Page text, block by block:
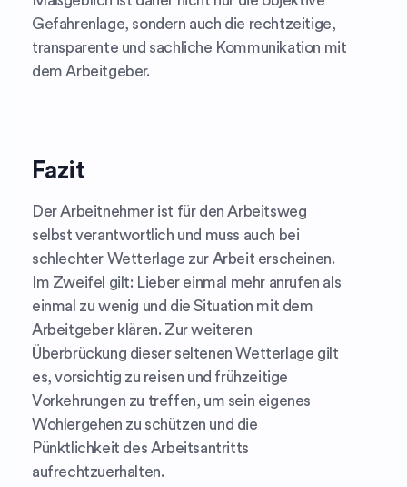
Gefahrenlage, sondern auch die rechtzeitige,
transparente und sachliche Kommunikation mit
dem Arbeitgeber.
Fazit
Der Arbeitnehmer ist für den Arbeitsweg
selbst verantwortlich und muss auch bei
schlechter Wetterlage zur Arbeit erscheinen.
Im Zweifel gilt: Lieber einmal mehr anrufen als
einmal zu wenig und die Situation mit dem
Arbeitgeber klären. Zur weiteren
Überbrückung dieser seltenen Wetterlage gilt
es, vorsichtig zu reisen und frühzeitige
Vorkehrungen zu treffen, um sein eigenes
Wohlergehen zu schützen und die
Pünktlichkeit des Arbeitsantritts
aufrechtzuerhalten.